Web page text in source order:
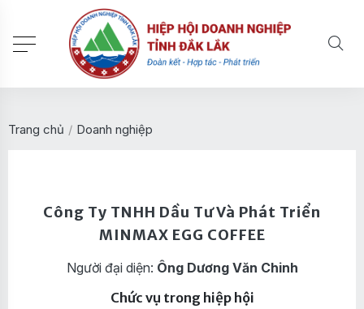
Trang chủ / Doanh nghiệp
Công Ty TNHH Dầu Tư Và Phát Triển
MINMAX EGG COFFEE
Người đại diện: Ông Dương Văn Chinh
Chức vụ trong hiệp hội